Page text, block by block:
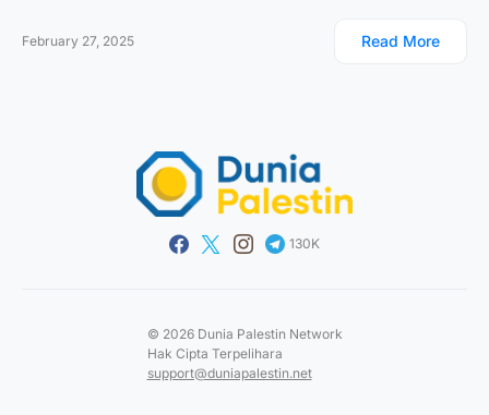
February 27, 2025 Read More
130K
© 2026 Dunia Palestin Network
Hak Cipta Terpelihara
support@duniapalestin.net